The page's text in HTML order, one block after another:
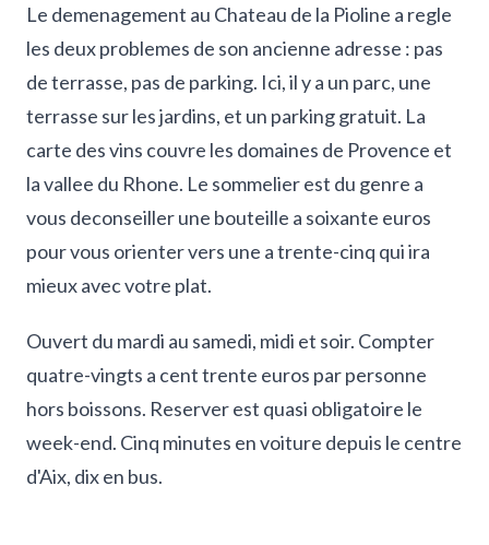
Le demenagement au Chateau de la Pioline a regle
les deux problemes de son ancienne adresse : pas
de terrasse, pas de parking. Ici, il y a un parc, une
terrasse sur les jardins, et un parking gratuit. La
carte des vins couvre les domaines de Provence et
la vallee du Rhone. Le sommelier est du genre a
vous deconseiller une bouteille a soixante euros
pour vous orienter vers une a trente-cinq qui ira
mieux avec votre plat.
Ouvert du mardi au samedi, midi et soir. Compter
quatre-vingts a cent trente euros par personne
hors boissons. Reserver est quasi obligatoire le
week-end. Cinq minutes en voiture depuis le centre
d'Aix, dix en bus.